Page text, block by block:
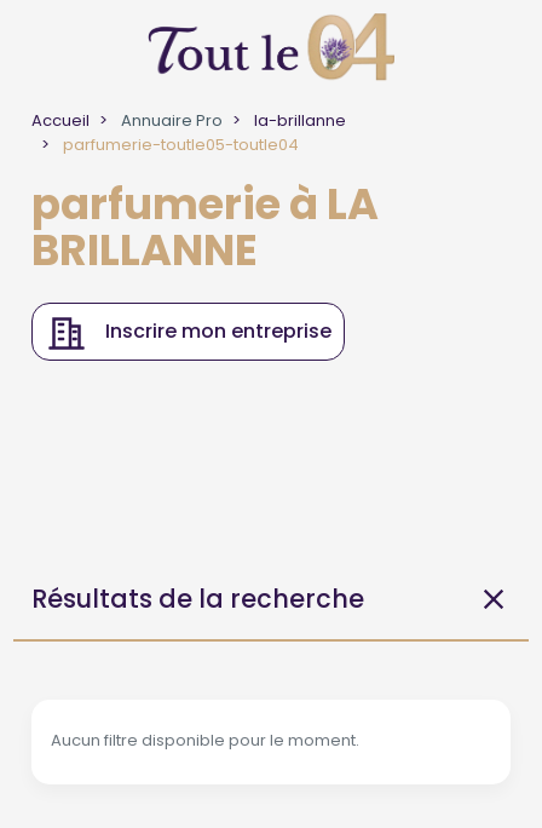
Accueil Annuaire Pro
la-brillanne
parfumerie-toutle05-toutle04
parfumerie à LA
BRILLANNE
Inscrire mon entreprise
Résultats de la recherche
Aucun filtre disponible pour le moment.